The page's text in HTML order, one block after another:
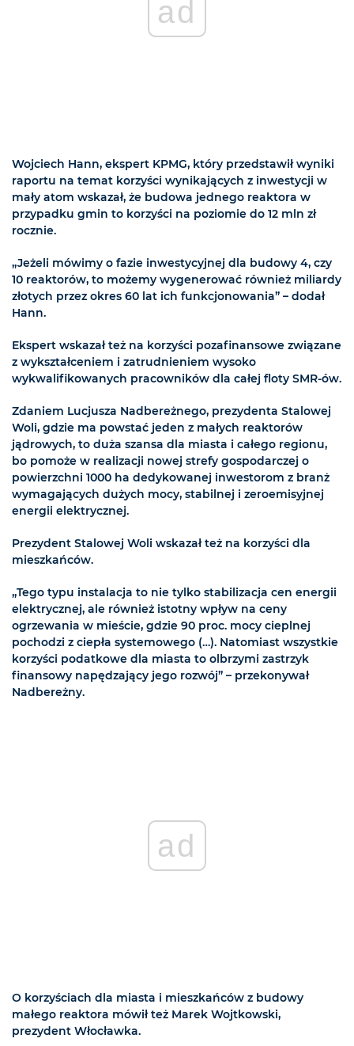
ad
Wojciech Hann, ekspert KPMG, który przedstawił wyniki
raportu na temat korzyści wynikających z inwestycji w
mały atom wskazał, że budowa jednego reaktora w
przypadku gmin to korzyści na poziomie do 12 mln zł
rocznie.
„Jeżeli mówimy o fazie inwestycyjnej dla budowy 4, czy
10 reaktorów, to możemy wygenerować również miliardy
złotych przez okres 60 lat ich funkcjonowania” – dodał
Hann.
Ekspert wskazał też na korzyści pozafinansowe związane
z wykształceniem i zatrudnieniem wysoko
wykwalifikowanych pracowników dla całej floty SMR-ów.
Zdaniem Lucjusza Nadbereżnego, prezydenta Stalowej
Woli, gdzie ma powstać jeden z małych reaktorów
jądrowych, to duża szansa dla miasta i całego regionu,
bo pomoże w realizacji nowej strefy gospodarczej o
powierzchni 1000 ha dedykowanej inwestorom z branż
wymagających dużych mocy, stabilnej i zeroemisyjnej
energii elektrycznej.
Prezydent Stalowej Woli wskazał też na korzyści dla
mieszkańców.
„Tego typu instalacja to nie tylko stabilizacja cen energii
elektrycznej, ale również istotny wpływ na ceny
ogrzewania w mieście, gdzie 90 proc. mocy cieplnej
pochodzi z ciepła systemowego (…). Natomiast wszystkie
korzyści podatkowe dla miasta to olbrzymi zastrzyk
finansowy napędzający jego rozwój” – przekonywał
Nadbereżny.
ad
O korzyściach dla miasta i mieszkańców z budowy
małego reaktora mówił też Marek Wojtkowski,
prezydent Włocławka.